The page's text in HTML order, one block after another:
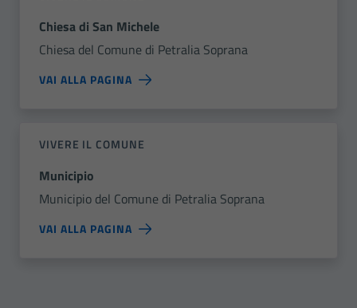
Chiesa di San Michele
Chiesa del Comune di Petralia Soprana
VAI ALLA PAGINA
VIVERE IL COMUNE
Municipio
Municipio del Comune di Petralia Soprana
VAI ALLA PAGINA